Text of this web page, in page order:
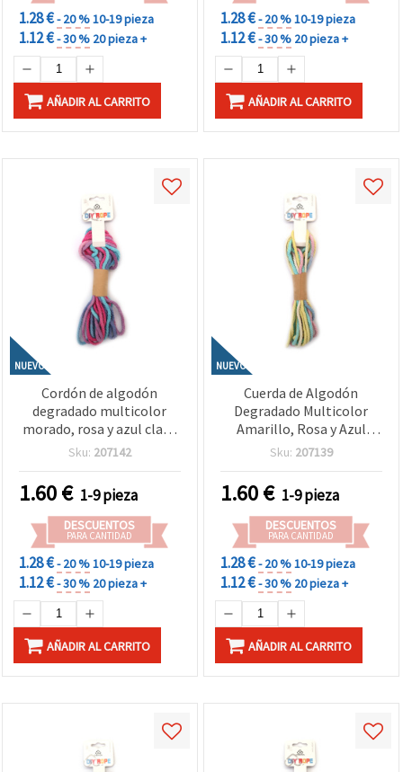
1.28 €- 20 %10-19 pieza
1.12 €- 30 % 20 pieza +
AÑADIR AL CARRITO
1.28 €- 20 %10-19 pieza
1.12 €- 30 % 20 pieza +
AÑADIR AL CARRITO
NUEVO
Cordón de algodón
degradado multicolor
morado, rosa y azul claro
3 mm (≈5 m) – Ideal para
manualidades DIY
creativas
Sku: 207142
1.60€ 1-9 pieza
DESCUENTOS
PARA CANTIDAD
1.28 €- 20 %10-19 pieza
1.12 €- 30 % 20 pieza +
AÑADIR AL CARRITO
NUEVO
Cuerda de Algodón
Degradado Multicolor
Amarillo, Rosa y Azul
Claro 3 mm ~5 m – Ideal
Manualidades DIY
Creativas
Sku: 207139
1.60€ 1-9 pieza
DESCUENTOS
PARA CANTIDAD
1.28 €- 20 %10-19 pieza
1.12 €- 30 % 20 pieza +
AÑADIR AL CARRITO